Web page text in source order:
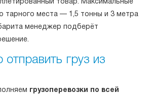
товар. Максимальные
тарного места — 1,5 тонны и 3 метра
менеджер подберёт
груз из
грузоперевозки по всей